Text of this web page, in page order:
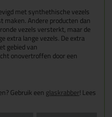
met synthethische vezels
maken. Andere producten dan
vezels versterkt, maar de
extra lange vezels. De extra
gebied van
onovertroffen door een
Gebruik eenglaskrabber! Lees